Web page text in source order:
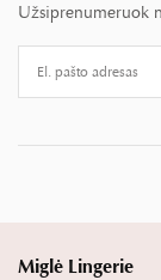
Užsiprenumeruok
Miglė Lingerie